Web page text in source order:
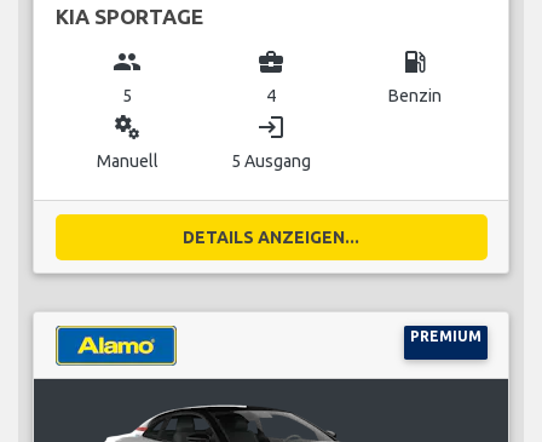
KIA SPORTAGE
group
5
business_center
4
local_gas_station
Benzin
miscellaneous_services
Manuell
login
5 Ausgang
DETAILS ANZEIGEN...
PREMIUM